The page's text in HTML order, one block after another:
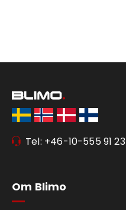
Tel: +46-10-555 91 23
Om Blimo